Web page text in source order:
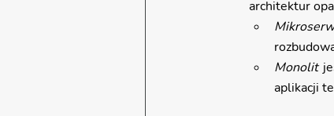
architektur
Monolit
aplikacji